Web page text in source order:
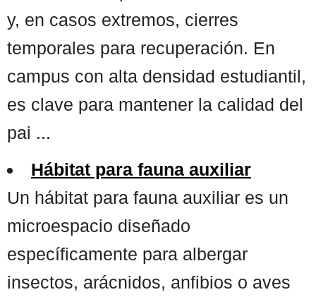
y, en casos extremos, cierres
temporales para recuperación. En
campus con alta densidad estudiantil,
es clave para mantener la calidad del
pai ...
Hábitat para fauna auxiliar
Un hábitat para fauna auxiliar es un
microespacio diseñado
específicamente para albergar
insectos, arácnidos, anfibios o aves